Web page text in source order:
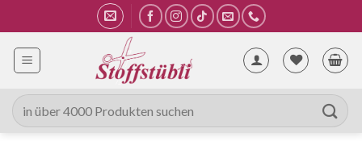
Inhalt
springen
Suche
nach: